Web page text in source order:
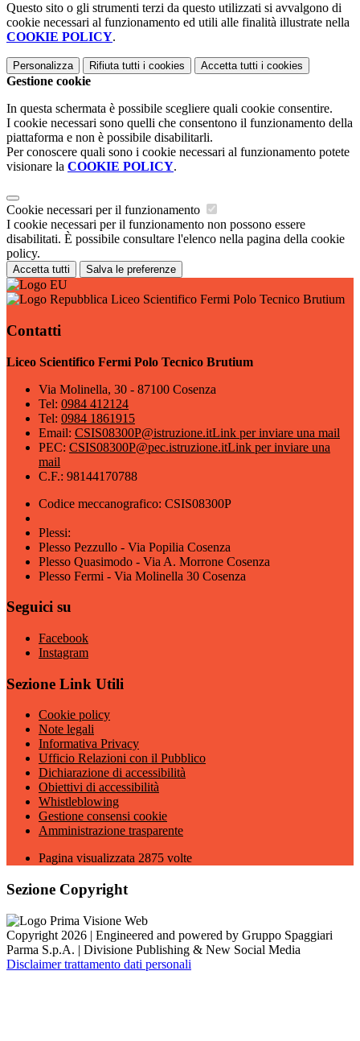
Questo sito o gli strumenti terzi da questo utilizzati si avvalgono di
cookie necessari al funzionamento ed utili alle finalità illustrate nella
COOKIE POLICY.
Personalizza Rifiuta tutti i cookies Accetta tutti i cookies
Gestione cookie
In questa schermata è possibile scegliere quali cookie consentire.
I cookie necessari sono quelli che consentono il funzionamento della
piattaforma e non è possibile disabilitarli.
Per conoscere quali sono i cookie necessari al funzionamento potete
visionare la COOKIE POLICY.
Cookie necessari per il funzionamento
I cookie necessari per il funzionamento non possono essere
disabilitati. È possibile consultare l'elenco nella pagina della cookie
policy.
Accetta tutti Salva le preferenze
Liceo Scientifico Fermi Polo Tecnico Brutium
Contatti
Liceo Scientifico Fermi Polo Tecnico Brutium
Via Molinella, 30 - 87100 Cosenza
Tel: 0984 412124
Tel: 0984 1861915
Email: CSIS08300P@istruzione.itLink per inviare una mail
PEC: CSIS08300P@pec.istruzione.itLink per inviare una
mail
C.F.: 98144170788
Codice meccanografico: CSIS08300P
Plessi:
Plesso Pezzullo - Via Popilia Cosenza
Plesso Quasimodo - Via A. Morrone Cosenza
Plesso Fermi - Via Molinella 30 Cosenza
Seguici su
Facebook
Instagram
Sezione Link Utili
Cookie policy
Note legali
Informativa Privacy
Ufficio Relazioni con il Pubblico
Dichiarazione di accessibilità
Obiettivi di accessibilità
Whistleblowing
Gestione consensi cookie
Amministrazione trasparente
Pagina visualizzata 2875 volte
Sezione Copyright
Copyright 2026 | Engineered and powered by Gruppo Spaggiari
Parma S.p.A. | Divisione Publishing & New Social Media
Disclaimer trattamento dati personali